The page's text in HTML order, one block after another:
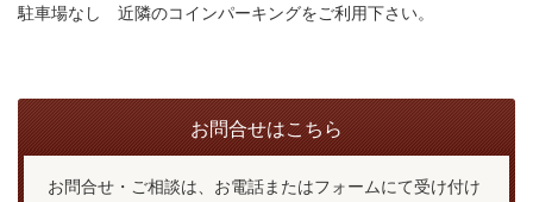
駐車場なし 近隣のコインパーキングをご利用下さい。
お問合せはこちら
お問合せ・ご相談は、お電話またはフォームにて受け付け